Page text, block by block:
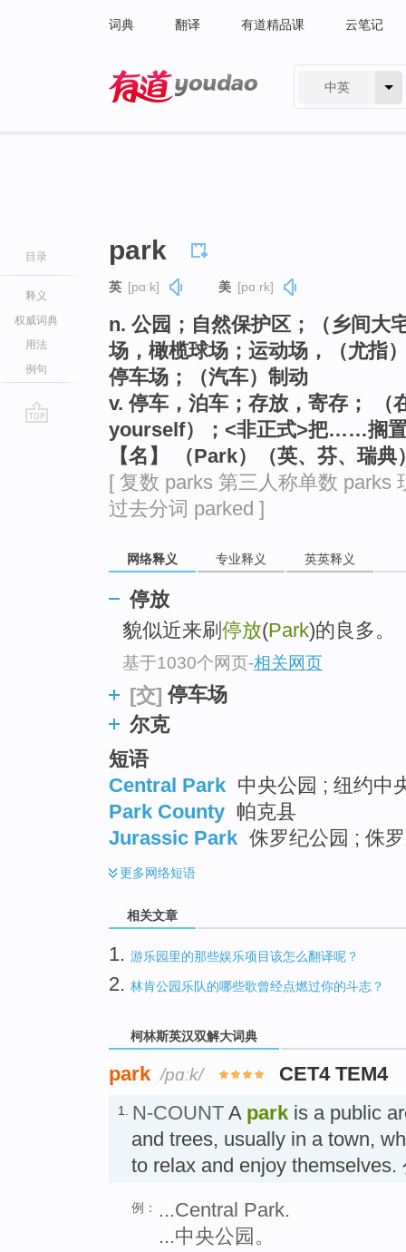
词典 翻译 有道精品课 云笔记
中英
目录
释义
权威词典
用法
例句
park
英 [pɑːk] 美 [pɑːrk]
n. 公园；自然保护区；（乡间大
场，橄榄球场；运动场，（尤指
停车场；（汽车）制动
v. 停车，泊车；存放，寄存； （
yourself）；<非正式>把……搁
【名】 （Park）（英、芬、瑞
[ 复数 parks 第三人称单数 parks
过去分词 parked ]
网络释义 专业释义 英英释义
停放
貌似近来刷 停放(Park)的良多。
基于1030个网页-相关网页
[交] 停车场
尔克
短语
Central Park 中央公园 ; 纽约中
Park County 帕克县
Jurassic Park 侏罗纪公园 ; 侏
更多网络短语
相关文章
1. 游乐园里的那些娱乐项目该怎么翻译呢？
2. 林肯公园乐队的哪些歌曾经点燃过你的斗志？
柯林斯英汉双解大词典
park /pɑːk/ CET4 TEM4
1. N-COUNT A park is a public
and trees, usually in a town,
to relax and enjoy themselves.
例：
...Central Park.
...中央公园。